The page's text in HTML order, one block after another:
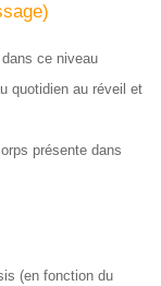
ce niveau
quotidien au réveil et
présente dans
(en fonction du